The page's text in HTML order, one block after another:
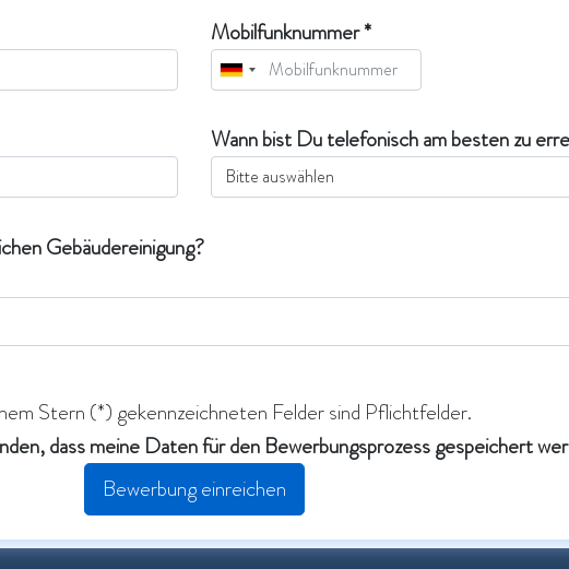
Mobilfunknummer *
Wann bist Du telefonisch am besten zu
Gebäudereinigung?
Stern (*) gekennzeichneten Felder sind Pflichtfelder.
dass meine Daten für den Bewerbungsprozess gespeichert
Bewerbung einreichen